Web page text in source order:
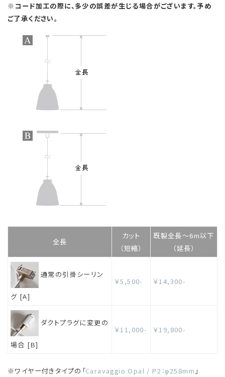
※コード加工の際に、多少の誤差が生じる場合がございます。予め
ご了承ください。
全長
カット
（短縮）
既製全長～6m以下
（延長）
通常の引掛シーリン
グ [A]
￥5,500- ￥14,300-
ダクトプラグに変更の
場合 [B]
￥11,000- ￥19,800-
ワイヤー付きタイプの「Caravaggio Opal / P2：φ258mm 」